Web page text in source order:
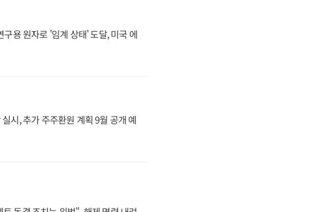
용 원자로 '임계 상태' 도달, 미국 에
시, 추가 주주환원 계획 9월 공개 예